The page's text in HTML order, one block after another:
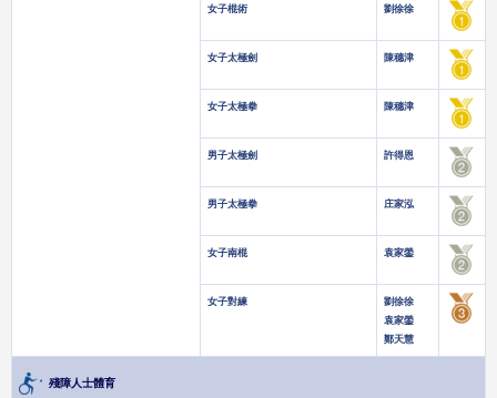
女子棍術 劉徐徐
女子太極劍 陳穗津
女子太極拳 陳穗津
男子太極劍 許得恩
男子太極拳 庄家泓
女子南棍 袁家鎣
女子對練
劉徐徐
袁家鎣
鄭天慧
殘障人士體育